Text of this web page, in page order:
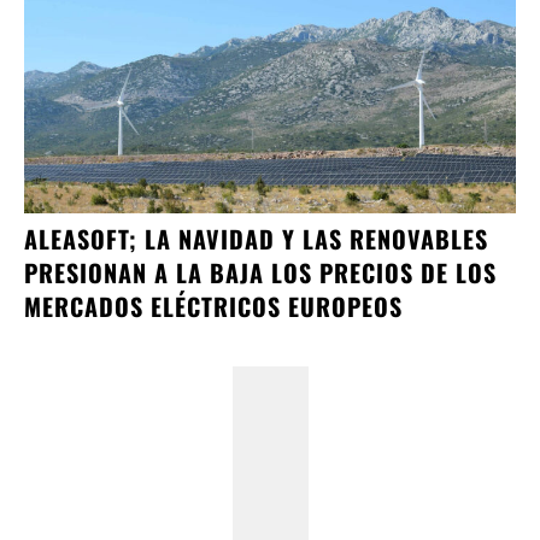
ALEASOFT; LA NAVIDAD Y LAS RENOVABLES
PRESIONAN A LA BAJA LOS PRECIOS DE LOS
MERCADOS ELÉCTRICOS EUROPEOS